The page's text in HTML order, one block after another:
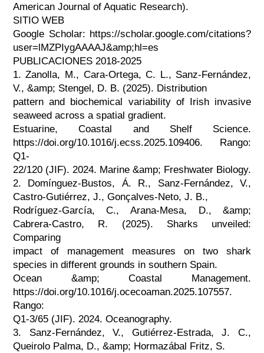
American Journal of Aquatic Research).
SITIO WEB
Google Scholar: https://scholar.google.com/citations?
user=lMZPIygAAAAJ&amp;hl=es
PUBLICACIONES 2018-2025
1. Zanolla, M., Cara-Ortega, C. L., Sanz-Fernández,
V., &amp; Stengel, D. B. (2025). Distribution
pattern and biochemical variability of Irish invasive
seaweed across a spatial gradient.
Estuarine, Coastal and Shelf Science.
https://doi.org/10.1016/j.ecss.2025.109406. Rango:
Q1-
22/120 (JIF). 2024. Marine &amp; Freshwater Biology.
2. Domínguez-Bustos, Á. R., Sanz-Fernández, V.,
Castro-Gutiérrez, J., Gonçalves-Neto, J. B.,
Rodríguez-García, C., Arana-Mesa, D., &amp;
Cabrera-Castro, R. (2025). Sharks unveiled:
Comparing
impact of management measures on two shark
species in different grounds in southern Spain.
Ocean &amp; Coastal Management.
https://doi.org/10.1016/j.ocecoaman.2025.107557.
Rango:
Q1-3/65 (JIF). 2024. Oceanography.
3. Sanz-Fernández, V., Gutiérrez-Estrada, J. C.,
Queirolo Palma, D., &amp; Hormazábal Fritz, S.